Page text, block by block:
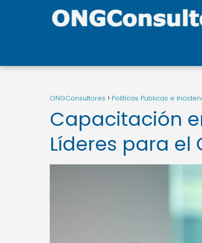
ONGConsultores Políticas Públicas e
Capacitación
Líderes para el